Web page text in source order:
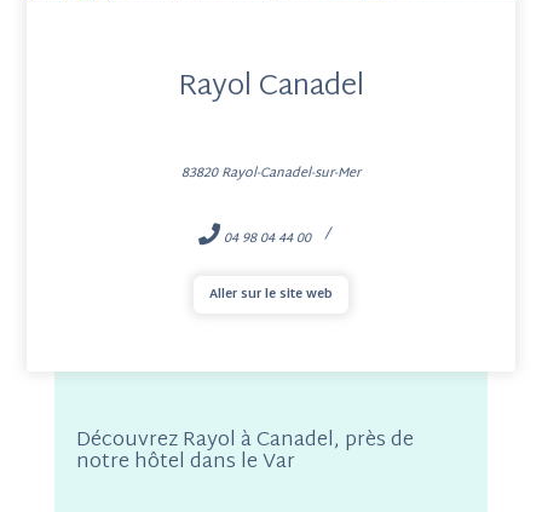
Rayol Canadel
83820 Rayol-Canadel-sur-Mer
04 98 04 44 00
Aller sur le site web
Découvrez Rayol à Canadel, près de
notre hôtel dans le Var